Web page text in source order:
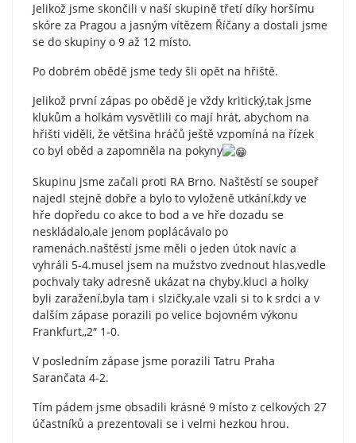
Jelikož jsme skončili v naší skupině třetí díky horšímu
skóre za Pragou a jasným vítězem Říčany a dostali jsme
se do skupiny o 9 až 12 místo.
Po dobrém obědě jsme tedy šli opět na hřiště.
Jelikož první zápas po obědě je vždy kritický,tak jsme
klukům a holkám vysvětlili co mají hrát, abychom na
hřišti viděli, že většina hráčů ještě vzpomíná na řízek
co byl oběd a zapomněla na pokyny
Skupinu jsme začali proti RA Brno. Naštěstí se soupeř
najedl stejně dobře a bylo to vyloženě utkání,kdy ve
hře dopředu co akce to bod a ve hře dozadu se
neskládalo,ale jenom poplácávalo po
ramenách.naštěstí jsme měli o jeden útok navíc a
vyhráli 5-4.musel jsem na mužstvo zvednout hlas,vedle
pochvaly taky adresně ukázat na chyby.kluci a holky
byli zaražení,byla tam i slzičky,ale vzali si to k srdci a v
dalším zápase porazili po velice bojovném výkonu
Frankfurt,,2″ 1-0.
V posledním zápase jsme porazili Tatru Praha
Sarančata 4-2.
Tím pádem jsme obsadili krásné 9 místo z celkových 27
účastníků a prezentovali se i velmi hezkou hrou.